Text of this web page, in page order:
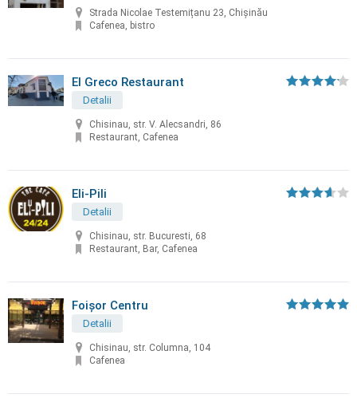
Strada Nicolae Testemițanu 23, Chișinău
Cafenea, bistro
El Greco Restaurant
Detalii
Chisinau, str. V. Alecsandri, 86
Restaurant, Cafenea
Eli-Pili
Detalii
Chisinau, str. Bucuresti, 68
Restaurant, Bar, Cafenea
Foișor Centru
Detalii
Chisinau, str. Columna, 104
Cafenea